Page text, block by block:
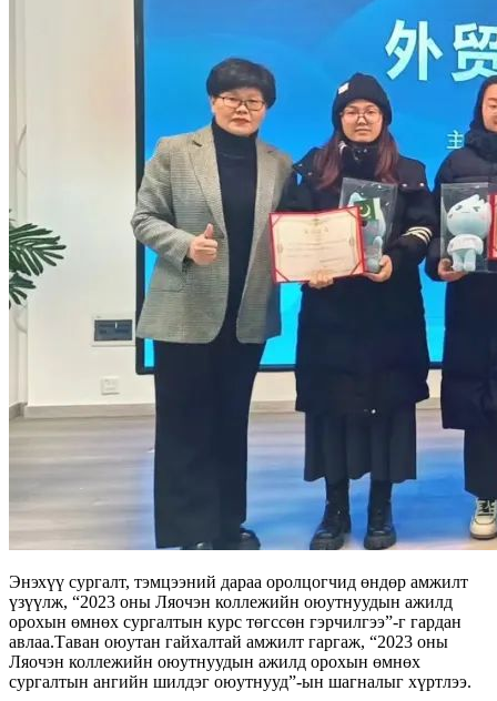
Энэхүү сургалт, тэмцээний дараа оролцогчид өндөр амжилт
үзүүлж, “2023 оны Ляочэн коллежийн оюутнуудын ажилд
орохын өмнөх сургалтын курс төгссөн гэрчилгээ”-г гардан
авлаа.Таван оюутан гайхалтай амжилт гаргаж, “2023 оны
Ляочэн коллежийн оюутнуудын ажилд орохын өмнөх
сургалтын ангийн шилдэг оюутнууд”-ын шагналыг хүртлээ.